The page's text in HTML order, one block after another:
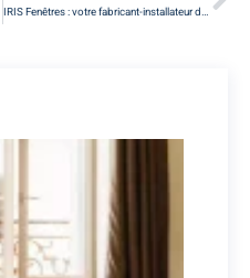
IRIS Fenêtres : votre fabricant-installateur de confiance en Île-de-France depuis plus de 30 ans